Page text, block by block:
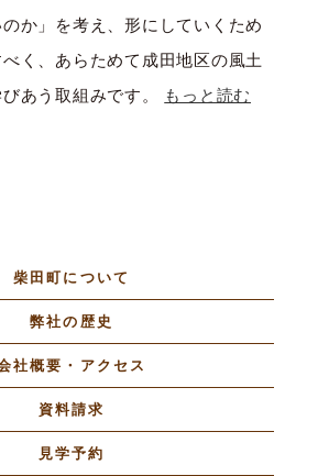
か」を考え、形にしていくため
く、あらためて成田地区の風土
あう取組みです。
もっと読む
柴田町について
弊社の歴史
社概要・アクセス
資料請求
見学予約